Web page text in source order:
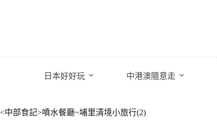
內
日本好好玩 中港澳隨意走
<中部食記>噴水餐廳~埔里清境小旅行(2)